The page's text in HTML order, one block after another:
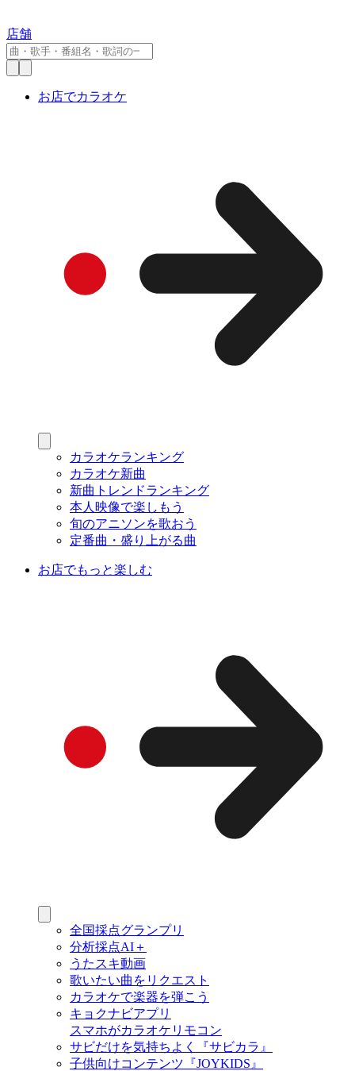
店舗
お店でカラオケ
カラオケランキング
カラオケ新曲
新曲トレンドランキング
本人映像で楽しもう
旬のアニソンを歌おう
定番曲・盛り上がる曲
お店でもっと楽しむ
全国採点グランプリ
分析採点AI＋
うたスキ動画
歌いたい曲をリクエスト
カラオケで楽器を弾こう
キョクナビアプリ
スマホがカラオケリモコン
サビだけを気持ちよく『サビカラ』
子供向けコンテンツ『JOYKIDS』